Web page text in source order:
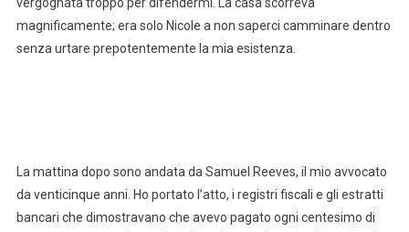
vergognata troppo per difendermi. La casa scorreva
magnificamente; era solo Nicole a non saperci camminare dentro
senza urtare prepotentemente la mia esistenza.
La mattina dopo sono andata da Samuel Reeves, il mio avvocato
da venticinque anni. Ho portato l’atto, i registri fiscali e gli estratti
bancari che dimostravano che avevo pagato ogni centesimo di